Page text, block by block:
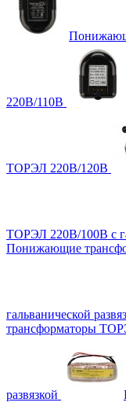
220В/110В
ТОРЭЛ 220В/120В
ТОРЭЛ 220В/100В с
Понижающие
гальванической
трансформаторы
развязкой